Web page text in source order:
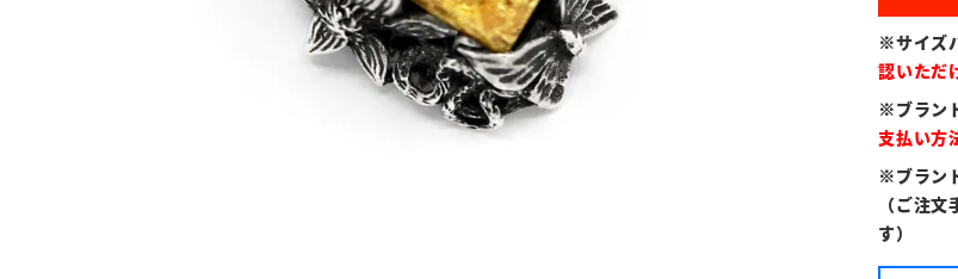
※サイズ
認いただ
※ブラン
支払い方
※ブラン
（ご注
す）